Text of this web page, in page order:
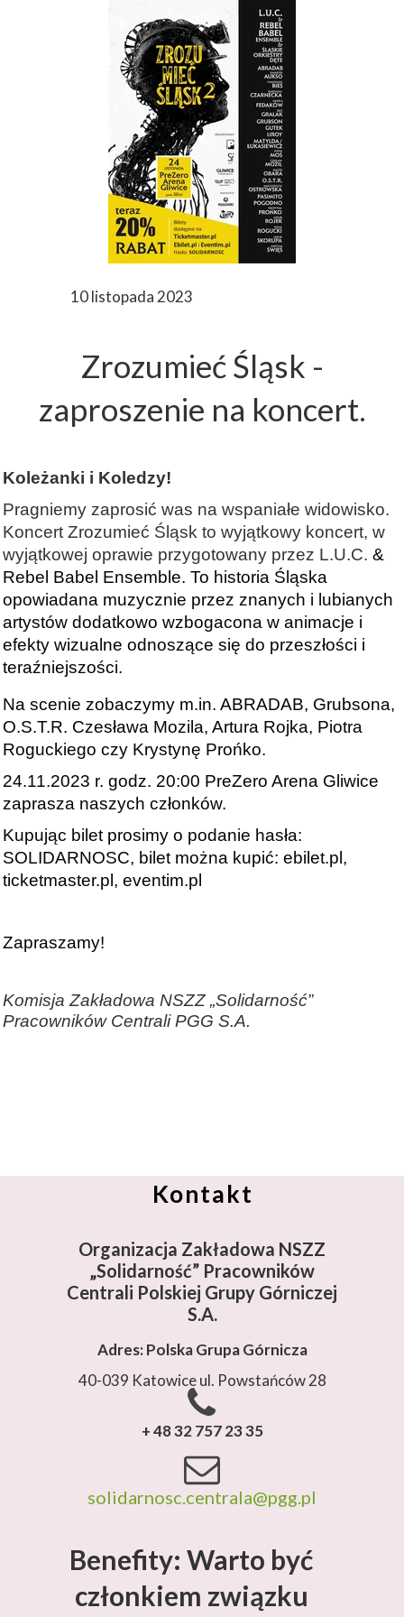
10 listopada 2023
Zrozumieć Śląsk -
zaproszenie na koncert.
Koleżanki i Koledzy!
Pragniemy zaprosić was na wspaniałe widowisko.
Koncert Zrozumieć Śląsk to wyjątkowy koncert, w
wyjątkowej oprawie przygotowany przez L.U.C. &
Rebel Babel Ensemble. To historia Śląska
opowiadana muzycznie przez znanych i lubianych
artystów dodatkowo wzbogacona w animacje i
efekty wizualne odnoszące się do przeszłości i
teraźniejszości.
Na scenie zobaczymy m.in. ABRADAB, Grubsona,
O.S.T.R. Czesława Mozila, Artura Rojka, Piotra
Roguckiego czy Krystynę Prońko.
24.11.2023 r. godz. 20:00 PreZero Arena Gliwice
zaprasza naszych członków.
Kupując bilet prosimy o podanie hasła:
SOLIDARNOSC, bilet można kupić: ebilet.pl,
ticketmaster.pl, eventim.pl
Zapraszamy!
Komisja Zakładowa NSZZ „Solidarność”
Pracowników Centrali PGG S.A.
Benefity: Warto być
członkiem związku
Kontakt
solidarnosc.centrala@pgg.pl
+ 48 32 757 23 35
Adres: Polska Grupa Górnicza
40-039 Katowice ul. Powstańców 28
Organizacja Zakładowa NSZZ
„Solidarność” Pracowników
Centrali Polskiej Grupy Górniczej
S.A.